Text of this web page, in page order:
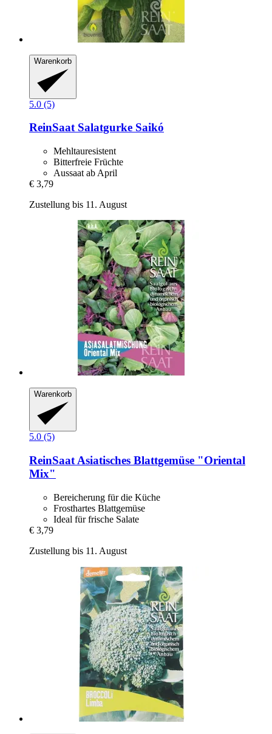
Warenkorb
5.0 (5)
ReinSaatSalatgurke Saikó
Mehltauresistent
Bitterfreie Früchte
Aussaat ab April
€ 3,79
Zustellung bis 11. August
Warenkorb
5.0 (5)
ReinSaat Asiatisches Blattgemüse "Oriental
Mix"
Bereicherung für die Küche
Frosthartes Blattgemüse
Ideal für frische Salate
€ 3,79
Zustellung bis 11. August